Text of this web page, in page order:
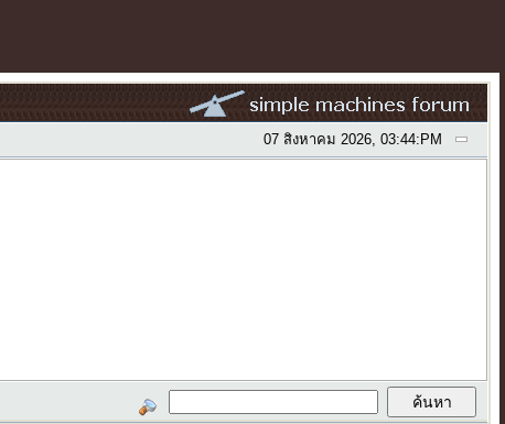
07 สิงหาคม 2026, 03:44:PM